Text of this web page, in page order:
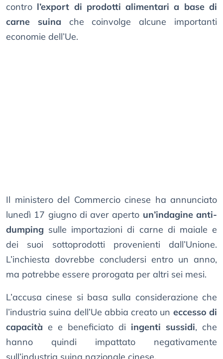
contro l’export di prodotti alimentari a base di
carne suina che coinvolge alcune importanti
economie dell’Ue.
Il ministero del Commercio cinese ha annunciato
lunedì 17 giugno di aver aperto un’indagine anti-
dumping sulle importazioni di carne di maiale e
dei suoi sottoprodotti provenienti dall’Unione.
L’inchiesta dovrebbe concludersi entro un anno,
ma potrebbe essere prorogata per altri sei mesi.
L’accusa cinese si basa sulla considerazione che
l’industria suina dell’Ue abbia creato un eccesso di
capacità e e beneficiato di ingenti sussidi, che
hanno quindi impattato negativamente